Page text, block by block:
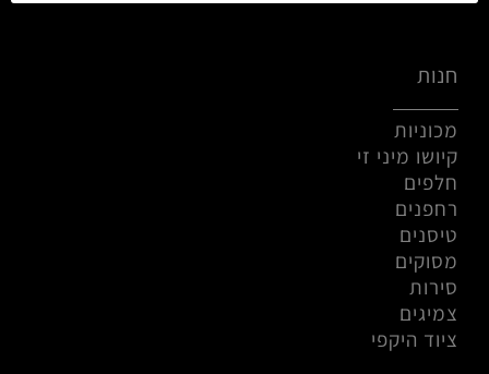
חנות
מכוניות
קיושו מיני זי
חלפים
רחפנים
טיסנים
מסוקים
סירות
צמיגים
ציוד היקפי